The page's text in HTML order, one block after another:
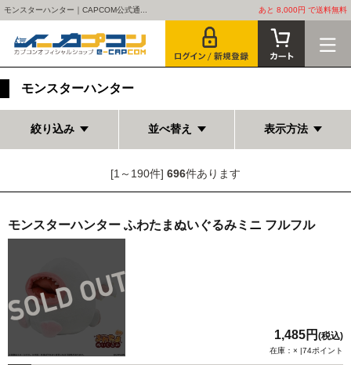
モンスターハンター｜CAPCOM公式通... あと 8,000円 で送料無料
モンスターハンター
絞り込み 並べ替え 表示方法
[1～190件] 696件あります
モンスターハンター ふわたまぬいぐるみミニ フルフル
1,485円 (税込)
在庫：× |74ポイント